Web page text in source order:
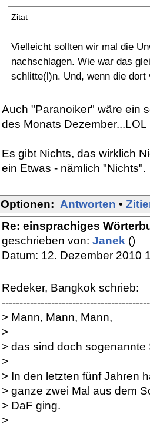
Zitat
Vielleicht sollten wir mal die
nachschlagen. Wie war das
schlitte(l)n. Und, wenn die
Auch "Paranoiker" wäre ein
des Monats Dezember...LOL
Es gibt Nichts, das wirklich
ein Etwas - nämlich "Nichts".
Optionen: Antworten •
Re: einsprachiges
geschrieben von: Janek ()
Datum: 12. Dezember 2010
Redeker, Bangkok schrieb:
> Mann, Mann, Mann,
>
> das sind doch sogenannte
>
> In den letzten fünf Jahren
> ganze zwei Mal aus dem
> DaF ging.
>